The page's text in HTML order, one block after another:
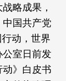
略成果，
国共产党
动，世界
公室日前发
》白皮书